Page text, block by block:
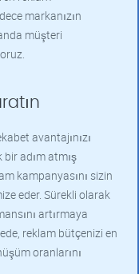
markanızın
müşteri
avantajınızı
adım atmış
kampanyasını sizin
eder. Sürekli olarak
artırmaya
reklam bütçenizi en
oranlarını